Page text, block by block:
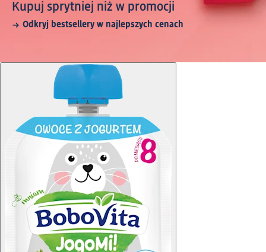
Kupuj sprytniej niż w promocji
Odkryj bestsellery w najlepszych cenach